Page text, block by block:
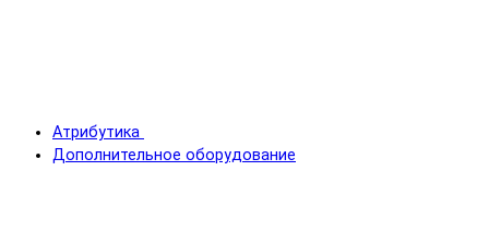
Атрибутика
Дополнительное оборудование